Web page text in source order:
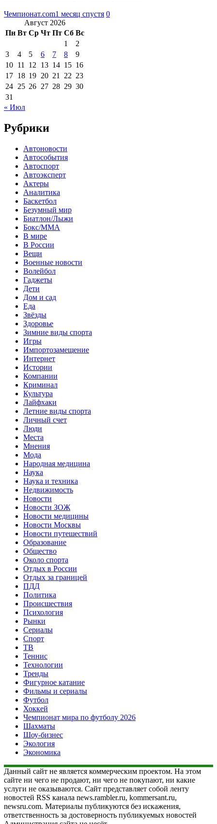
Чемпионат.com1 месяц спустя 0
Август 2026
Пн Вт Ср Чт Пт Сб Вс
1
2
3
4 5 6 7 8
9
10 11 12 13 14 15 16
17 18 19 20 21 22 23
24 25 26 27 28 29 30
31
« Июл
Рубрики
Автоновости
Автособытия
Автоспорт
Автоэксперт
Актеры
Аналитика
Баскетбол
Безумный мир
Биатлон/Лыжи
Бокс/MMA
В мире
В России
Вещи
Военные новости
Волейбол
Гаджеты
Дети
Дом и сад
Еда
Звёзды
Здоровье
Зимние виды спорта
Игры
Импортозамещение
Интернет
Истории
Компании
Криминал
Культура
Лайфхаки
Летние виды спорта
Личный счет
Люди
Места
Мнения
Мода
Народная медицина
Наука
Наука и техника
Недвижимость
Новости
Новости ЗОЖ
Новости медицины
Новости Москвы
Новости путешествий
Образование
Общество
Около спорта
Отдых в России
Отдых за границей
ПДД
Политика
Происшествия
Психология
Рынки
Сериалы
Спорт
ТВ
Теннис
Технологии
Тренды
Фигурное катание
Фильмы и сериалы
Футбол
Хоккей
Чемпионат мира по футболу 2026
Шахматы
Шоу-бизнес
Экология
Экономика
Данный сайт не является коммерческим проектом. На этом
сайте ни чего не продают, ни чего не покупают, ни какие
услуги не оказываются. Сайт представляет собой ленту
новостей RSS канала news.rambler.ru, kommersant.ru,
newsru.com. Материалы публикуются без искажения,
ответственность за достоверность публикуемых новостей